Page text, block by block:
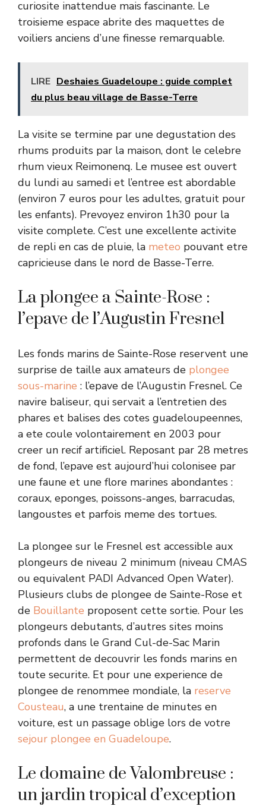
curiosite inattendue mais fascinante. Le
troisieme espace abrite des maquettes de
voiliers anciens d’une finesse remarquable.
LIRE Deshaies Guadeloupe : guide complet
du plus beau village de Basse-Terre
La visite se termine par une degustation des
rhums produits par la maison, dont le celebre
rhum vieux Reimonenq. Le musee est ouvert
du lundi au samedi et l’entree est abordable
(environ 7 euros pour les adultes, gratuit pour
les enfants). Prevoyez environ 1h30 pour la
visite complete. C’est une excellente activite
de repli en cas de pluie, la meteo pouvant etre
capricieuse dans le nord de Basse-Terre.
La plongee a Sainte-Rose :
l’epave de l’Augustin Fresnel
Les fonds marins de Sainte-Rose reservent une
surprise de taille aux amateurs de plongee
sous-marine : l’epave de l’Augustin Fresnel. Ce
navire baliseur, qui servait a l’entretien des
phares et balises des cotes guadeloupeennes,
a ete coule volontairement en 2003 pour
creer un recif artificiel. Reposant par 28 metres
de fond, l’epave est aujourd’hui colonisee par
une faune et une flore marines abondantes :
coraux, eponges, poissons-anges, barracudas,
langoustes et parfois meme des tortues.
La plongee sur le Fresnel est accessible aux
plongeurs de niveau 2 minimum (niveau CMAS
ou equivalent PADI Advanced Open Water).
Plusieurs clubs de plongee de Sainte-Rose et
de Bouillante proposent cette sortie. Pour les
plongeurs debutants, d’autres sites moins
profonds dans le Grand Cul-de-Sac Marin
permettent de decouvrir les fonds marins en
toute securite. Et pour une experience de
plongee de renommee mondiale, la reserve
Cousteau, a une trentaine de minutes en
voiture, est un passage oblige lors de votre
sejour plongee en Guadeloupe.
Le domaine de Valombreuse :
un jardin tropical d’exception